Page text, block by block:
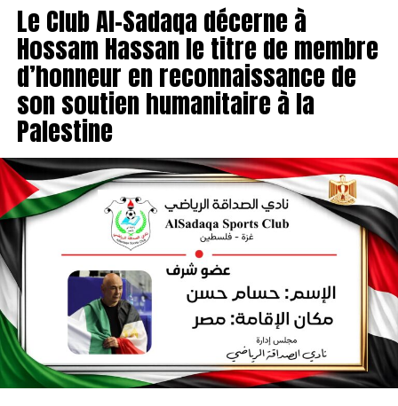
Le Club Al-Sadaqa décerne à
Hossam Hassan le titre de membre
d’honneur en reconnaissance de
son soutien humanitaire à la
Palestine